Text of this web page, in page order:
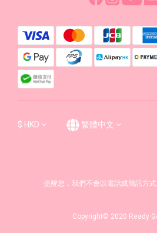
$ HKD 繁體中文
提醒您，我們不會以電話或簡訊方式
Copyright© 2020 Ready